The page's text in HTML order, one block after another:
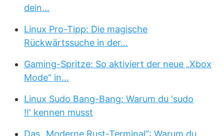
dein…
Linux Pro-Tipp: Die magische
Rückwärtssuche in der…
Gaming-Spritze: So aktiviert der neue „Xbox
Mode“ in…
Linux Sudo Bang-Bang: Warum du 'sudo
!!' kennen musst
Das „Moderne Rust-Terminal“: Warum du